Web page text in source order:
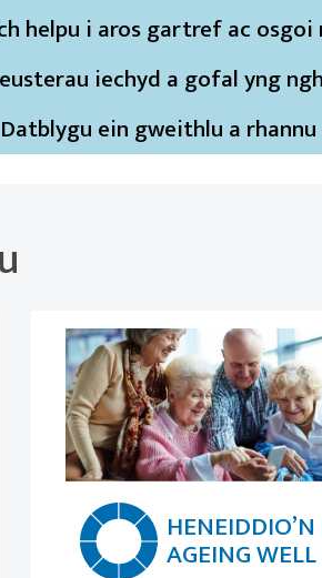
helpu i aros gartref ac osgoi
iechyd a gofal yng
Datblygu ein gweithlu a
AGEING WELL